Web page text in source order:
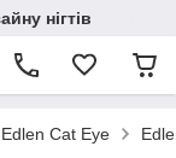
нігтів
Edlen Cat Eye